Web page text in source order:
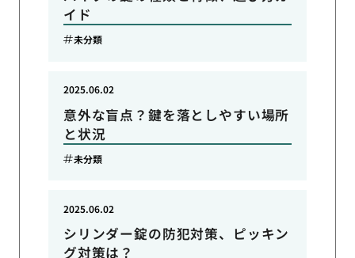
イド
未分類
意外な盲点？鍵を落としやすい場所
と状況
2025.06.02
未分類
シリンダー錠の防犯対策、ピッキン
グ対策は？
2025.06.02